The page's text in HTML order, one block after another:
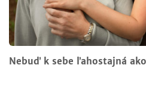
Nebuď k sebe ľahostajná